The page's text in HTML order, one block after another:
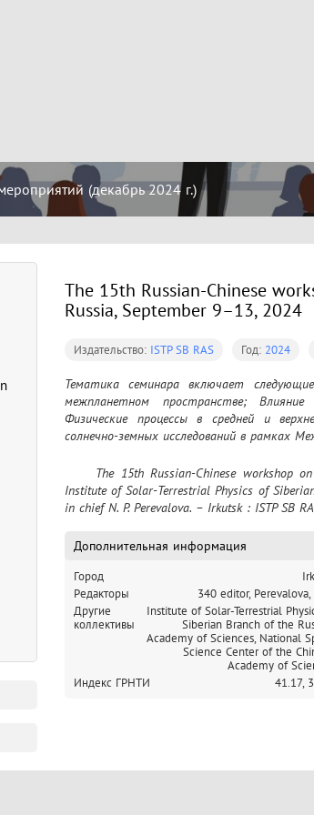
(декабрь 2024 г.)
The 15th Russian-Chinese
Russia, September 9–13, 2024
Издательство: ISTP SB RAS Год: 2024
Тематика семинара включает
межпланетном пространстве;
Физические процессы в средней и
солнечно-земных исследований в рамках
Institute of Solar-Terrestrial Physics of
in chief N. P. Perevalova. – Irkutsk : ISTP SB
Дополнительная информация
Город
Редакторы
340 editor, Perevalova,
Другие
коллективы
Institute of Solar-Terrestrial
Siberian Branch of the
Academy of Sciences, National
Science Center of the
Academy of
Индекс ГРНТИ
41.17,